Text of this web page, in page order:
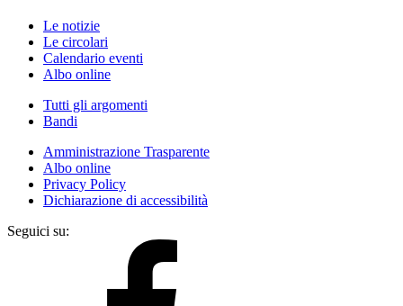
Le notizie
Le circolari
Calendario eventi
Albo online
Tutti gli argomenti
Bandi
Amministrazione Trasparente
Albo online
Privacy Policy
Dichiarazione di accessibilità
Seguici su: